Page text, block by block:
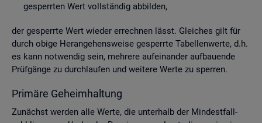
ge­sperr­ten Wert voll­stän­dig ab­bil­den,
der ge­sperr­te Wert wie­der er­rech­nen lässt. Glei­ches gilt für
durch obige Her­an­ge­hens­wei­se ge­sperr­te Ta­bel­len­wer­te, d.h.
es kann not­wen­dig sein, meh­re­re auf­ein­an­der auf­bau­en­de
Prüf­gän­ge zu durch­lau­fen und wei­te­re Werte zu sper­ren.
Pri­mä­re Ge­heim­hal­tung
Zu­nächst wer­den alle Werte, die un­ter­halb der Min­dest­fall­